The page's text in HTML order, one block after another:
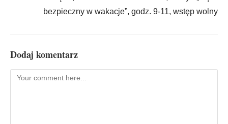
bezpieczny w wakacje”, godz. 9-11, wstęp wolny
Dodaj komentarz